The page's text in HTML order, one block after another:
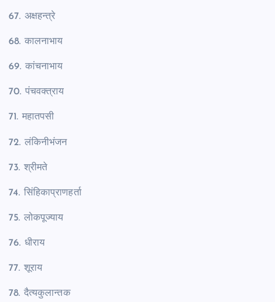
67. अक्षहन्त्रे
68. कालनाभाय
69. कांचनाभाय
70. पंचवक्त्राय
71. महातपसी
72. लंकिनीभंजन
73. श्रीमते
74. सिंहिकाप्राणहर्ता
75. लोकपूज्याय
76. धीराय
77. शूराय
78. दैत्यकुलान्तक